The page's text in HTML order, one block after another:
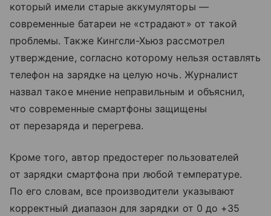
который имели старые аккумуляторы —
современные батареи не «страдают» от такой
проблемы. Также Кингсли-Хьюз рассмотрел
утверждение, согласно которому нельзя оставлять
телефон на зарядке на целую ночь. Журналист
назвал такое мнение неправильным и объяснил,
что современные смартфоны защищены
от перезаряда и перегрева.
Кроме того, автор предостерег пользователей
от зарядки смартфона при любой температуре.
По его словам, все производители указывают
корректный диапазон для зарядки от 0 до +35